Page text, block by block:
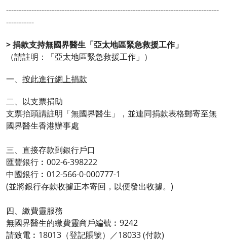
------------------------------------------------------------------------------------
-----------
> 捐款支持無國界醫生「亞太地區緊急救援工作」
（請註明：「亞太地區緊急救援工作」）
一、 按此進行網上捐款
二、以支票捐助
支票抬頭請註明「無國界醫生」，並連同捐款表格郵寄至無
國界醫生香港辦事處
三、直接存款到銀行戶口
匯豐銀行︰002-6-398222
中國銀行︰012-566-0-000777-1
(並將銀行存款收據正本寄回，以便發出收據。)
四、繳費靈服務
無國界醫生的繳費靈商戶編號︰9242
請致電︰18013（登記賬號）／18033 (付款)